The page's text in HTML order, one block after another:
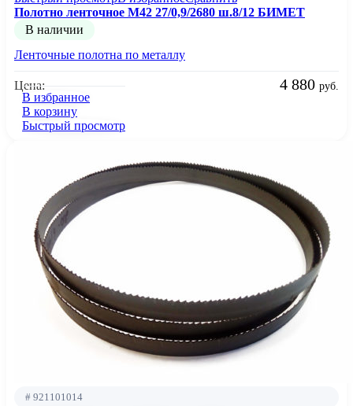
Полотно ленточное М42 27/0,9/2680 ш.8/12 БИМЕТ
В наличии
Ленточные полотна по металлу
Цена: 4 880 руб.
В избранное
В корзину
Быстрый просмотр
# 921101014